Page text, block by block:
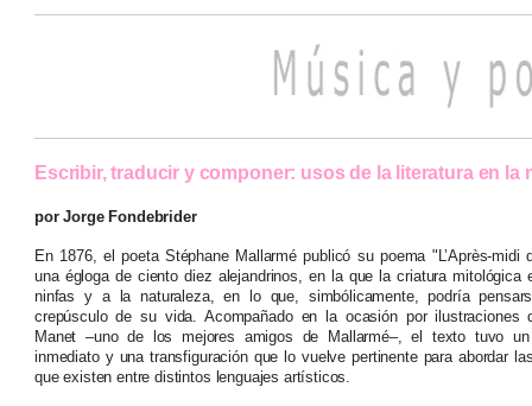
Escribir, traducir y componer: usos de la literatura en la
por Jorge Fondebrider
En 1876, el poeta Stéphane Mallarmé publicó su poema "L’Après-midi
una égloga de ciento diez alejandrinos, en la que la criatura mitológica
ninfas y a la naturaleza, en lo que, simbólicamente, podría
crepúsculo de su vida. Acompañado en la ocasión por ilustraciones
Manet –uno de los mejores amigos de Mallarmé–, el texto tuvo
inmediato y una transfiguración que lo vuelve pertinente para abordar
que existen entre distintos lenguajes artísticos.